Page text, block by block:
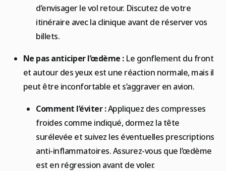
d’envisager le vol retour. Discutez de votre
itinéraire avec la clinique avant de réserver vos
billets.
Ne pas anticiper l’œdème :Le gonflement du front
et autour des yeux est une réaction normale, mais il
peut être inconfortable et s’aggraver en avion.
Comment l’éviter :Appliquez des compresses
froides comme indiqué, dormez la tête
surélevée et suivez les éventuelles prescriptions
anti-inflammatoires. Assurez-vous que l’œdème
est en régression avant de voler.